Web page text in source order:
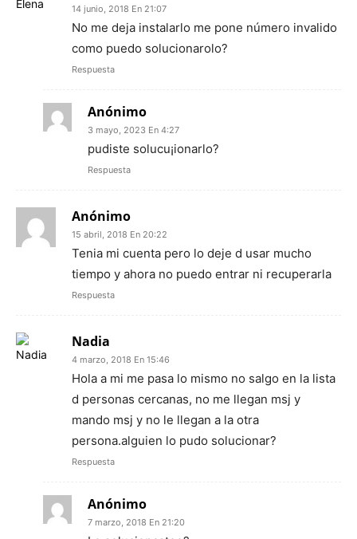
14 junio, 2018 En 21:07
No me deja instalarlo me pone número invalido
como puedo solucionarolo?
Respuesta
Anónimo
3 mayo, 2023 En 4:27
pudiste solucu¡ionarlo?
Respuesta
Anónimo
15 abril, 2018 En 20:22
Tenia mi cuenta pero lo deje d usar mucho
tiempo y ahora no puedo entrar ni recuperarla
Respuesta
Nadia
4 marzo, 2018 En 15:46
Hola a mi me pasa lo mismo no salgo en la lista
d personas cercanas, no me llegan msj y
mando msj y no le llegan a la otra
persona.alguien lo pudo solucionar?
Respuesta
Anónimo
7 marzo, 2018 En 21:20